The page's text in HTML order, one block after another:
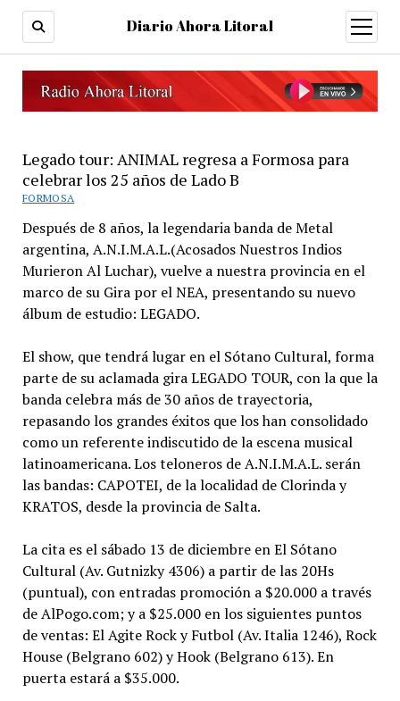
Diario Ahora Litoral
open
menu
Legado tour: ANIMAL regresa a Formosa para
celebrar los 25 años de Lado B
FORMOSA
Después de 8 años, la legendaria banda de Metal
argentina, A.N.I.M.A.L.(Acosados Nuestros Indios
Murieron Al Luchar), vuelve a nuestra provincia en el
marco de su Gira por el NEA, presentando su nuevo
álbum de estudio: LEGADO.
El show, que tendrá lugar en el Sótano Cultural, forma
parte de su aclamada gira LEGADO TOUR, con la que la
banda celebra más de 30 años de trayectoria,
repasando los grandes éxitos que los han consolidado
como un referente indiscutido de la escena musical
latinoamericana. Los teloneros de A.N.I.M.A.L. serán
las bandas: CAPOTEI, de la localidad de Clorinda y
KRATOS, desde la provincia de Salta.
La cita es el sábado 13 de diciembre en El Sótano
Cultural (Av. Gutnizky 4306) a partir de las 20Hs
(puntual), con entradas promoción a $20.000 a través
de AlPogo.com; y a $25.000 en los siguientes puntos
de ventas: El Agite Rock y Futbol (Av. Italia 1246), Rock
House (Belgrano 602) y Hook (Belgrano 613). En
puerta estará a $35.000.